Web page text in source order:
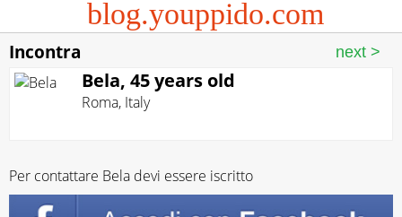
blog.youppido.com
Incontra
Bela, 45 years old
Roma, Italy
Per contattare Bela devi essere iscritto